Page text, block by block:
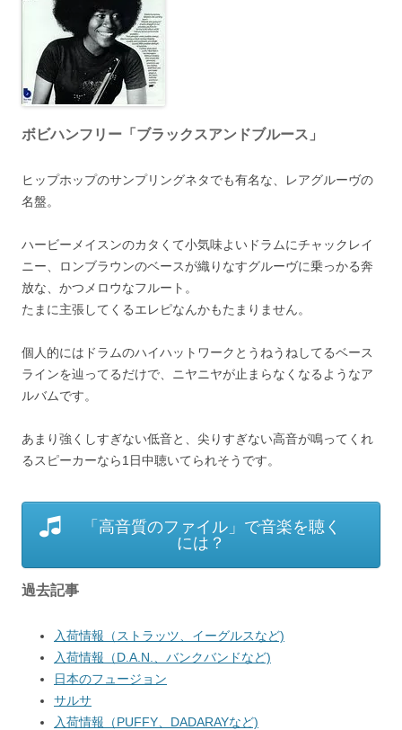
ボビハンフリー「ブラックスアンドブルース」
ヒップホップのサンプリングネタでも有名な、レアグルーヴの
名盤。
ハービーメイスンのカタくて小気味よいドラムにチャックレイ
ニー、ロンブラウンのベースが織りなすグルーヴに乗っかる奔
放な、かつメロウなフルート。
たまに主張してくるエレピなんかもたまりません。
個人的にはドラムのハイハットワークとうねうねしてるベース
ラインを辿ってるだけで、ニヤニヤが止まらなくなるようなア
ルバムです。
あまり強くしすぎない低音と、尖りすぎない高音が鳴ってくれ
るスピーカーなら1日中聴いてられそうです。
「高音質のファイル」で音楽を聴く
には？
過去記事
入荷情報（ストラッツ、イーグルスなど)
入荷情報（D.A.N.、バンクバンドなど)
日本のフュージョン
サルサ
入荷情報（PUFFY、DADARAYなど)